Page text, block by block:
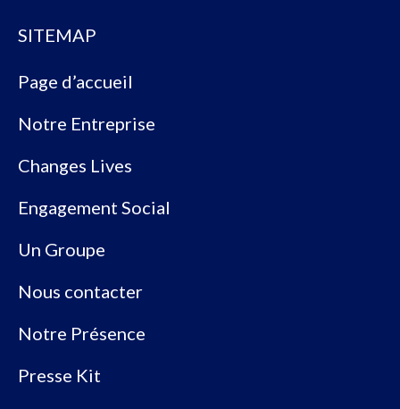
SITEMAP
Page d’accueil
Notre Entreprise
Changes Lives
Engagement Social
Un Groupe
Nous contacter
Notre Présence
Presse Kit